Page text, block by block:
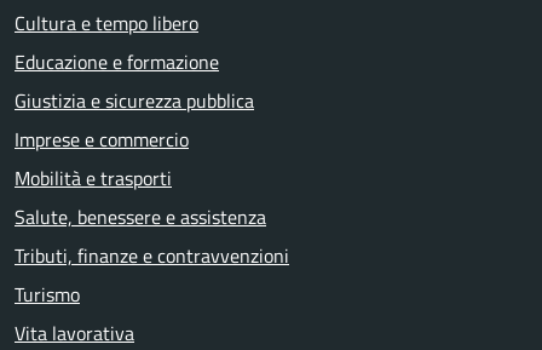
Cultura e tempo libero
Educazione e formazione
Giustizia e sicurezza pubblica
Imprese e commercio
Mobilità e trasporti
Salute, benessere e assistenza
Tributi, finanze e contravvenzioni
Turismo
Vita lavorativa